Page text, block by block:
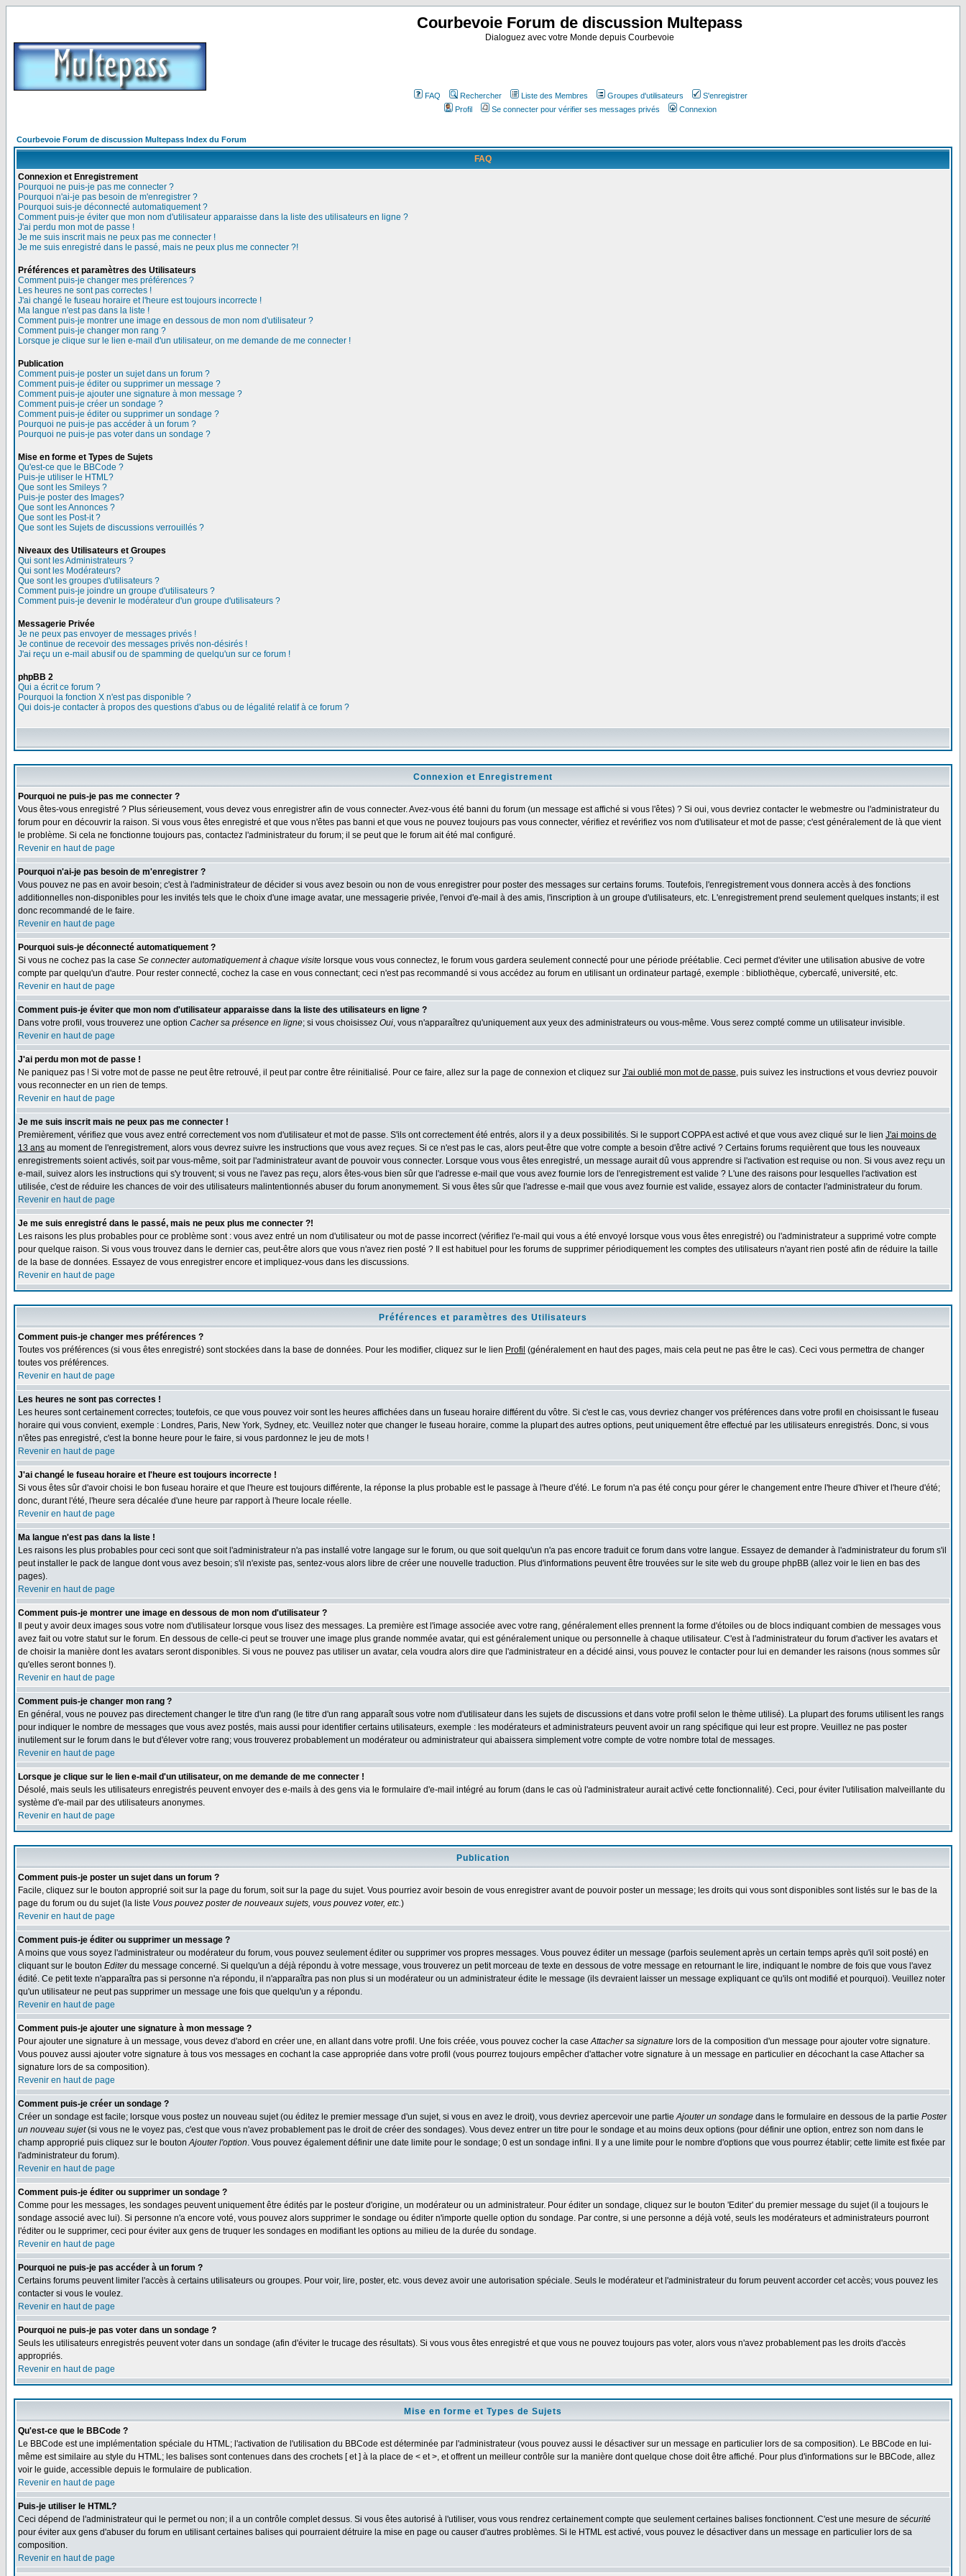
Courbevoie Forum de discussion Multepass
Dialoguez avec votre Monde depuis Courbevoie
FAQ Rechercher Liste des Membres Groupes d'utilisateurs
S'enregistrer
Profil
Se connecter pour vérifier ses messages privés Connexion
Courbevoie Forum de discussion Multepass Index du Forum
FAQ
Connexion et Enregistrement
Pourquoi ne puis-je pas me connecter ?
Pourquoi n'ai-je pas besoin de m'enregistrer ?
Pourquoi suis-je déconnecté automatiquement ?
Comment puis-je éviter que mon nom d'utilisateur apparaisse dans la liste des utilisateurs en ligne ?
J'ai perdu mon mot de passe !
Je me suis inscrit mais ne peux pas me connecter !
Je me suis enregistré dans le passé, mais ne peux plus me connecter ?!
Préférences et paramètres des Utilisateurs
Comment puis-je changer mes préférences ?
Les heures ne sont pas correctes !
J'ai changé le fuseau horaire et l'heure est toujours incorrecte !
Ma langue n'est pas dans la liste !
Comment puis-je montrer une image en dessous de mon nom d'utilisateur ?
Comment puis-je changer mon rang ?
Lorsque je clique sur le lien e-mail d'un utilisateur, on me demande de me connecter !
Publication
Comment puis-je poster un sujet dans un forum ?
Comment puis-je éditer ou supprimer un message ?
Comment puis-je ajouter une signature à mon message ?
Comment puis-je créer un sondage ?
Comment puis-je éditer ou supprimer un sondage ?
Pourquoi ne puis-je pas accéder à un forum ?
Pourquoi ne puis-je pas voter dans un sondage ?
Mise en forme et Types de Sujets
Qu'est-ce que le BBCode ?
Puis-je utiliser le HTML?
Que sont les Smileys ?
Puis-je poster des Images?
Que sont les Annonces ?
Que sont les Post-it ?
Que sont les Sujets de discussions verrouillés ?
Niveaux des Utilisateurs et Groupes
Qui sont les Administrateurs ?
Qui sont les Modérateurs?
Que sont les groupes d'utilisateurs ?
Comment puis-je joindre un groupe d'utilisateurs ?
Comment puis-je devenir le modérateur d'un groupe d'utilisateurs ?
Messagerie Privée
Je ne peux pas envoyer de messages privés !
Je continue de recevoir des messages privés non-désirés !
J'ai reçu un e-mail abusif ou de spamming de quelqu'un sur ce forum !
phpBB 2
Qui a écrit ce forum ?
Pourquoi la fonction X n'est pas disponible ?
Qui dois-je contacter à propos des questions d'abus ou de légalité relatif à ce forum ?
Connexion et Enregistrement
Pourquoi ne puis-je pas me connecter ?
Vous êtes-vous enregistré ? Plus sérieusement, vous devez vous enregistrer afin de vous connecter. Avez-vous été banni du forum (un message est affiché si vous l'êtes) ? Si oui, vous devriez contacter le webmestre ou l'administrateur du
forum pour en découvrir la raison. Si vous vous êtes enregistré et que vous n'êtes pas banni et que vous ne pouvez toujours pas vous connecter, vérifiez et revérifiez vos nom d'utilisateur et mot de passe; c'est généralement de là que vient
le problème. Si cela ne fonctionne toujours pas, contactez l'administrateur du forum; il se peut que le forum ait été mal configuré.
Revenir en haut de page
Pourquoi n'ai-je pas besoin de m'enregistrer ?
Vous pouvez ne pas en avoir besoin; c'est à l'administrateur de décider si vous avez besoin ou non de vous enregistrer pour poster des messages sur certains forums. Toutefois, l'enregistrement vous donnera accès à des fonctions
additionnelles non-disponibles pour les invités tels que le choix d'une image avatar, une messagerie privée, l'envoi d'e-mail à des amis, l'inscription à un groupe d'utilisateurs, etc. L'enregistrement prend seulement quelques instants; il est
donc recommandé de le faire.
Revenir en haut de page
Pourquoi suis-je déconnecté automatiquement ?
Si vous ne cochez pas la case Se connecter automatiquement à chaque visite lorsque vous vous connectez, le forum vous gardera seulement connecté pour une période préétablie. Ceci permet d'éviter une utilisation abusive de votre
compte par quelqu'un d'autre. Pour rester connecté, cochez la case en vous connectant; ceci n'est pas recommandé si vous accédez au forum en utilisant un ordinateur partagé, exemple : bibliothèque, cybercafé, université, etc.
Revenir en haut de page
Comment puis-je éviter que mon nom d'utilisateur apparaisse dans la liste des utilisateurs en ligne ?
Dans votre profil, vous trouverez une option Cacher sa présence en ligne; si vous choisissez Oui, vous n'apparaîtrez qu'uniquement aux yeux des administrateurs ou vous-même. Vous serez compté comme un utilisateur invisible.
Revenir en haut de page
J'ai perdu mon mot de passe !
Ne paniquez pas ! Si votre mot de passe ne peut être retrouvé, il peut par contre être réinitialisé. Pour ce faire, allez sur la page de connexion et cliquez sur J'ai oublié mon mot de passe, puis suivez les instructions et vous devriez pouvoir
vous reconnecter en un rien de temps.
Revenir en haut de page
Je me suis inscrit mais ne peux pas me connecter !
Premièrement, vérifiez que vous avez entré correctement vos nom d'utilisateur et mot de passe. S'ils ont correctement été entrés, alors il y a deux possibilités. Si le support COPPA est activé et que vous avez cliqué sur le lien J'ai moins de
13 ans au moment de l'enregistrement, alors vous devrez suivre les instructions que vous avez reçues. Si ce n'est pas le cas, alors peut-être que votre compte a besoin d'être activé ? Certains forums requièrent que tous les nouveaux
enregistrements soient activés, soit par vous-même, soit par l'administrateur avant de pouvoir vous connecter. Lorsque vous vous êtes enregistré, un message aurait dû vous apprendre si l'activation est requise ou non. Si vous avez reçu un
e-mail, suivez alors les instructions qui s'y trouvent; si vous ne l'avez pas reçu, alors êtes-vous bien sûr que l'adresse e-mail que vous avez fournie lors de l'enregistrement est valide ? L'une des raisons pour lesquelles l'activation est
utilisée, c'est de réduire les chances de voir des utilisateurs malintentionnés abuser du forum anonymement. Si vous êtes sûr que l'adresse e-mail que vous avez fournie est valide, essayez alors de contacter l'administrateur du forum.
Revenir en haut de page
Je me suis enregistré dans le passé, mais ne peux plus me connecter ?!
Les raisons les plus probables pour ce problème sont : vous avez entré un nom d'utilisateur ou mot de passe incorrect (vérifiez l'e-mail qui vous a été envoyé lorsque vous vous êtes enregistré) ou l'administrateur a supprimé votre compte
pour quelque raison. Si vous vous trouvez dans le dernier cas, peut-être alors que vous n'avez rien posté ? Il est habituel pour les forums de supprimer périodiquement les comptes des utilisateurs n'ayant rien posté afin de réduire la taille
de la base de données. Essayez de vous enregistrer encore et impliquez-vous dans les discussions.
Revenir en haut de page
Préférences et paramètres des Utilisateurs
Comment puis-je changer mes préférences ?
Toutes vos préférences (si vous êtes enregistré) sont stockées dans la base de données. Pour les modifier, cliquez sur le lien Profil (généralement en haut des pages, mais cela peut ne pas être le cas). Ceci vous permettra de changer
toutes vos préférences.
Revenir en haut de page
Les heures ne sont pas correctes !
Les heures sont certainement correctes; toutefois, ce que vous pouvez voir sont les heures affichées dans un fuseau horaire différent du vôtre. Si c'est le cas, vous devriez changer vos préférences dans votre profil en choisissant le fuseau
horaire qui vous convient, exemple : Londres, Paris, New York, Sydney, etc. Veuillez noter que changer le fuseau horaire, comme la plupart des autres options, peut uniquement être effectué par les utilisateurs enregistrés. Donc, si vous
n'êtes pas enregistré, c'est la bonne heure pour le faire, si vous pardonnez le jeu de mots !
Revenir en haut de page
J'ai changé le fuseau horaire et l'heure est toujours incorrecte !
Si vous êtes sûr d'avoir choisi le bon fuseau horaire et que l'heure est toujours différente, la réponse la plus probable est le passage à l'heure d'été. Le forum n'a pas été conçu pour gérer le changement entre l'heure d'hiver et l'heure d'été;
donc, durant l'été, l'heure sera décalée d'une heure par rapport à l'heure locale réelle.
Revenir en haut de page
Ma langue n'est pas dans la liste !
Les raisons les plus probables pour ceci sont que soit l'administrateur n'a pas installé votre langage sur le forum, ou que soit quelqu'un n'a pas encore traduit ce forum dans votre langue. Essayez de demander à l'administrateur du forum s'il
peut installer le pack de langue dont vous avez besoin; s'il n'existe pas, sentez-vous alors libre de créer une nouvelle traduction. Plus d'informations peuvent être trouvées sur le site web du groupe phpBB (allez voir le lien en bas des
pages).
Revenir en haut de page
Comment puis-je montrer une image en dessous de mon nom d'utilisateur ?
Il peut y avoir deux images sous votre nom d'utilisateur lorsque vous lisez des messages. La première est l'image associée avec votre rang, généralement elles prennent la forme d'étoiles ou de blocs indiquant combien de messages vous
avez fait ou votre statut sur le forum. En dessous de celle-ci peut se trouver une image plus grande nommée avatar, qui est généralement unique ou personnelle à chaque utilisateur. C'est à l'administrateur du forum d'activer les avatars et
de choisir la manière dont les avatars seront disponibles. Si vous ne pouvez pas utiliser un avatar, cela voudra alors dire que l'administrateur en a décidé ainsi, vous pouvez le contacter pour lui en demander les raisons (nous sommes sûr
qu'elles seront bonnes !).
Revenir en haut de page
Comment puis-je changer mon rang ?
En général, vous ne pouvez pas directement changer le titre d'un rang (le titre d'un rang apparaît sous votre nom d'utilisateur dans les sujets de discussions et dans votre profil selon le thème utilisé). La plupart des forums utilisent les rangs
pour indiquer le nombre de messages que vous avez postés, mais aussi pour identifier certains utilisateurs, exemple : les modérateurs et administrateurs peuvent avoir un rang spécifique qui leur est propre. Veuillez ne pas poster
inutilement sur le forum dans le but d'élever votre rang; vous trouverez probablement un modérateur ou administrateur qui abaissera simplement votre compte de votre nombre total de messages.
Revenir en haut de page
Lorsque je clique sur le lien e-mail d'un utilisateur, on me demande de me connecter !
Désolé, mais seuls les utilisateurs enregistrés peuvent envoyer des e-mails à des gens via le formulaire d'e-mail intégré au forum (dans le cas où l'administrateur aurait activé cette fonctionnalité). Ceci, pour éviter l'utilisation malveillante du
système d'e-mail par des utilisateurs anonymes.
Revenir en haut de page
Publication
Comment puis-je poster un sujet dans un forum ?
Facile, cliquez sur le bouton approprié soit sur la page du forum, soit sur la page du sujet. Vous pourriez avoir besoin de vous enregistrer avant de pouvoir poster un message; les droits qui vous sont disponibles sont listés sur le bas de la
page du forum ou du sujet (la liste Vous pouvez poster de nouveaux sujets, vous pouvez voter, etc.)
Revenir en haut de page
Comment puis-je éditer ou supprimer un message ?
A moins que vous soyez l'administrateur ou modérateur du forum, vous pouvez seulement éditer ou supprimer vos propres messages. Vous pouvez éditer un message (parfois seulement après un certain temps après qu'il soit posté) en
cliquant sur le bouton Editerdu message concerné. Si quelqu'un a déjà répondu à votre message, vous trouverez un petit morceau de texte en dessous de votre message en retournant le lire, indiquant le nombre de fois que vous l'avez
édité. Ce petit texte n'apparaîtra pas si personne n'a répondu, il n'apparaîtra pas non plus si un modérateur ou un administrateur édite le message (ils devraient laisser un message expliquant ce qu'ils ont modifié et pourquoi). Veuillez noter
qu'un utilisateur ne peut pas supprimer un message une fois que quelqu'un y a répondu.
Revenir en haut de page
Comment puis-je ajouter une signature à mon message ?
Pour ajouter une signature à un message, vous devez d'abord en créer une, en allant dans votre profil. Une fois créée, vous pouvez cocher la caseAttacher sa signature lors de la composition d'un message pour ajouter votre signature.
Vous pouvez aussi ajouter votre signature à tous vos messages en cochant la case appropriée dans votre profil (vous pourrez toujours empêcher d'attacher votre signature à un message en particulier en décochant la case Attacher sa
signature lors de sa composition).
Revenir en haut de page
Comment puis-je créer un sondage ?
Créer un sondage est facile; lorsque vous postez un nouveau sujet (ou éditez le premier message d'un sujet, si vous en avez le droit), vous devriez apercevoir une partieAjouter un sondage dans le formulaire en dessous de la partie Poster
un nouveau sujet(si vous ne le voyez pas, c'est que vous n'avez probablement pas le droit de créer des sondages). Vous devez entrer un titre pour le sondage et au moins deux options (pour définir une option, entrez son nom dans le
champ approprié puis cliquez sur le boutonAjouter l'option. Vous pouvez également définir une date limite pour le sondage; 0 est un sondage infini. Il y a une limite pour le nombre d'options que vous pourrez établir; cette limite est fixée par
l'administrateur du forum).
Revenir en haut de page
Comment puis-je éditer ou supprimer un sondage ?
Comme pour les messages, les sondages peuvent uniquement être édités par le posteur d'origine, un modérateur ou un administrateur. Pour éditer un sondage, cliquez sur le bouton 'Editer' du premier message du sujet (il a toujours le
sondage associé avec lui). Si personne n'a encore voté, vous pouvez alors supprimer le sondage ou éditer n'importe quelle option du sondage. Par contre, si une personne a déjà voté, seuls les modérateurs et administrateurs pourront
l'éditer ou le supprimer, ceci pour éviter aux gens de truquer les sondages en modifiant les options au milieu de la durée du sondage.
Revenir en haut de page
Pourquoi ne puis-je pas accéder à un forum ?
Certains forums peuvent limiter l'accès à certains utilisateurs ou groupes. Pour voir, lire, poster, etc. vous devez avoir une autorisation spéciale. Seuls le modérateur et l'administrateur du forum peuvent accorder cet accès; vous pouvez les
contacter si vous le voulez.
Revenir en haut de page
Pourquoi ne puis-je pas voter dans un sondage ?
Seuls les utilisateurs enregistrés peuvent voter dans un sondage (afin d'éviter le trucage des résultats). Si vous vous êtes enregistré et que vous ne pouvez toujours pas voter, alors vous n'avez probablement pas les droits d'accès
appropriés.
Revenir en haut de page
Mise en forme et Types de Sujets
Qu'est-ce que le BBCode ?
Le BBCode est une implémentation spéciale du HTML; l'activation de l'utilisation du BBCode est déterminée par l'administrateur (vous pouvez aussi le désactiver sur un message en particulier lors de sa composition). Le BBCode en lui-
même est similaire au style du HTML; les balises sont contenues dans des crochets [ et ] à la place de < et >, et offrent un meilleur contrôle sur la manière dont quelque chose doit être affiché. Pour plus d'informations sur le BBCode, allez
voir le guide, accessible depuis le formulaire de publication.
Revenir en haut de page
Puis-je utiliser le HTML?
Ceci dépend de l'administrateur qui le permet ou non; il a un contrôle complet dessus. Si vous êtes autorisé à l'utiliser, vous vous rendrez certainement compte que seulement certaines balises fonctionnent. C'est une mesure de sécurité
pour éviter aux gens d'abuser du forum en utilisant certaines balises qui pourraient détruire la mise en page ou causer d'autres problèmes. Si le HTML est activé, vous pouvez le désactiver dans un message en particulier lors de sa
composition.
Revenir en haut de page